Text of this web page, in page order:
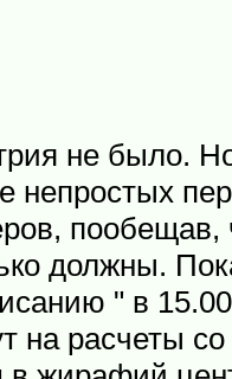
не было.
непростых
пообещав,
должны.
" в
на расчеты